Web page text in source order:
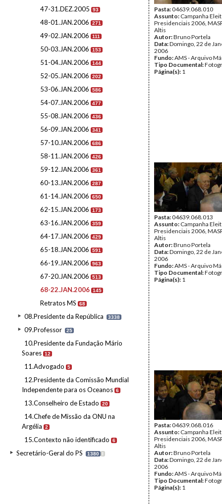
47-31.DEZ.2005 93
48-01.JAN.2006 271
49-02.JAN.2006 111
50-03.JAN.2006 153
51-04.JAN.2006 144
52-05.JAN.2006 202
53-06.JAN.2006 586
54-07.JAN.2006 477
55-08.JAN.2006 436
56-09.JAN.2006 341
57-10.JAN.2006 686
58-11.JAN.2006 426
59-12.JAN.2006 361
60-13.JAN.2006 287
61-14.JAN.2006 650
62-15.JAN.2006 173
63-16.JAN.2006 359
64-17.JAN.2006 429
65-18.JAN.2006 591
66-19.JAN.2006 963
67-20.JAN.2006 513
68-22.JAN.2006 145
Retratos MS 68
08.Presidente da República 3338
09.Professor 25
10.Presidente da Fundação Mário
Soares 12
11.Advogado 5
12.Presidente da Comissão Mundial
Independente para os Oceanos 6
13.Conselheiro de Estado 20
14.Chefe de Missão da ONU na
Argélia
2
15.Contexto não identificado 6
Secretário-Geral do PS 1380 I
Pasta:04639.068.010
Assunto: Campanha
Presidenciais 2006,
Altis
Autor:Bruno Portela
Data:Domingo, 22 de
2006
Fundo:AMS - Arquivo
Tipo Documental:
Página(s): 1
Pasta:04639.068.013
Assunto: Campanha
Presidenciais 2006,
Altis
Autor:Bruno Portela
Data:Domingo, 22 de
2006
Fundo:AMS - Arquivo
Tipo Documental:
Página(s): 1
Pasta:04639.068.016
Assunto: Campanha
Presidenciais 2006,
Altis
Autor:Bruno Portela
Data:Domingo, 22 de
2006
Fundo:AMS - Arquivo
Tipo Documental:
Página(s): 1